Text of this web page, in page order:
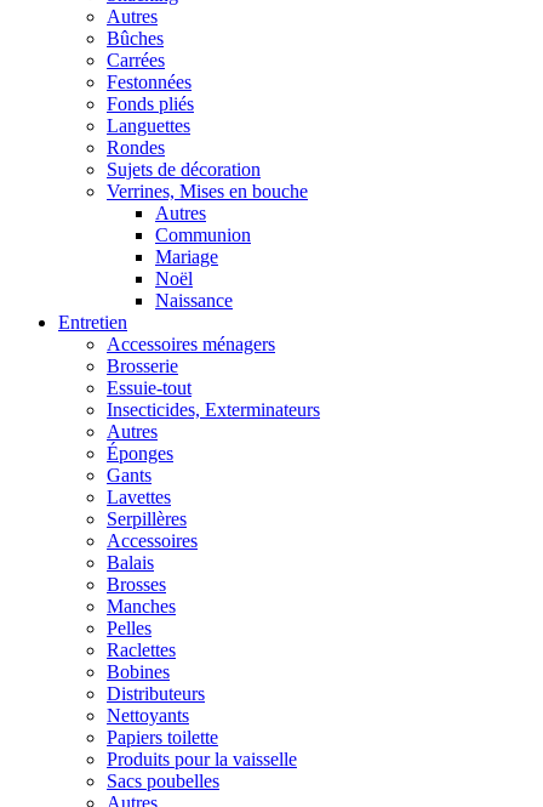
Autres
Bûches
Carrées
Festonnées
Fonds pliés
Languettes
Rondes
Sujets de décoration
Verrines, Mises en bouche
Autres
Communion
Mariage
Noël
Naissance
Entretien
Accessoires ménagers
Brosserie
Essuie-tout
Insecticides, Exterminateurs
Autres
Éponges
Gants
Lavettes
Serpillères
Accessoires
Balais
Brosses
Manches
Pelles
Raclettes
Bobines
Distributeurs
Nettoyants
Papiers toilette
Produits pour la vaisselle
Sacs poubelles
Autres